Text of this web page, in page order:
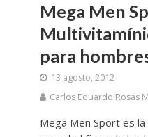
Mega Men
para
13 agosto, 2012
Carlos Eduardo Rosas
Mega Men Sport es